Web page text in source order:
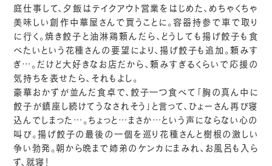
庭仕事して、夕飯はテイクアウト営業をはじめた、めちゃくちゃ
美味しい創作中華屋さんで買うことに。容器持参で車で取り
に行く。焼き餃子と油淋鶏頼んだら、どうしても揚げ餃子も食
べたいという花種さんの要望により、揚げ餃子も追加。頼みす
ぎ…。だけど大好きなお店だから、頼みすぎるくらいで応援の
気持ちを表せたら、それもよし。
豪華おかずが並んだ食卓で、餃子一つ食べて「胸の真ん中に
餃子が鎮座し続けてうなされそう」と言って、ひょーさん再び寝
込んでしまった…。ちょっと…まさか…という声にならない心の
叫び。揚げ餃子の最後の一個を巡り花種さんと樹根の激しい
争い勃発。朝から晩まで姉弟のケンカにまみれ、お風呂も入ら
ず、就寝！